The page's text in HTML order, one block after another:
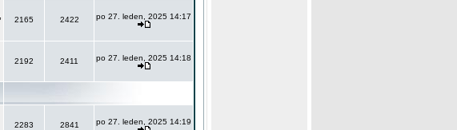
2165 2422 po 27. leden, 2025 14:17
2192 2411 po 27. leden, 2025 14:18
2283 2841 po 27. leden, 2025 14:19